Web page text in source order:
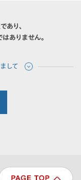
あり、
ありません。